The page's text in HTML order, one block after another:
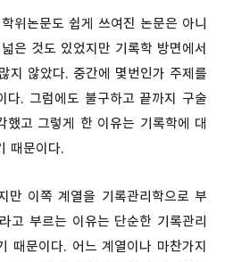
위논문도 쉽게 쓰여진 논문은 아니
은 것도 있었지만 기록학 방면에서
지 않았다. 중간에 몇번인가 주제를
다. 그럼에도 불구하고 끝까지 구술
했고 그렇게 한 이유는 기록학에 대
때문이다.
만 이쪽 계열을 기록관리학으로 부
고 부르는 이유는 단순한 기록관리
때문이다. 어느 계열이나 마찬가지